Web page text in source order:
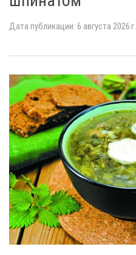
Дата публикации: 6 августа 2026 г.